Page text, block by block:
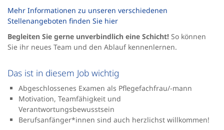
Mehr Informationen zu unseren verschiedenen
Stellenangeboten finden Sie hier
Begleiten Sie gerne unverbindlich eine Schicht! So können
Sie ihr neues Team und den Ablauf kennenlernen.
Das ist in diesem Job wichtig
Abgeschlossenes Examen als Pflegefachfrau/-mann
Motivation, Teamfähigkeit und
Verantwortungsbewusstsein
Berufsanfänger*innen sind auch herzlichst willkommen!